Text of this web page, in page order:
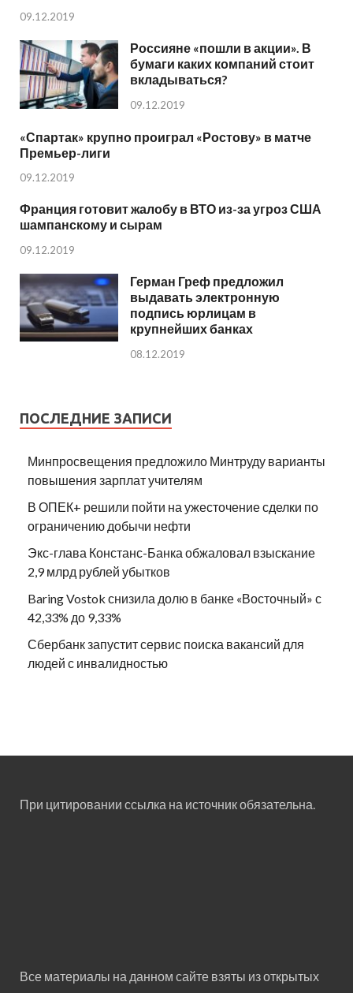
09.12.2019
Россияне «пошли в акции». В
бумаги каких компаний стоит
вкладываться?
09.12.2019
«Спартак» крупно проиграл «Ростову» в матче
Премьер-лиги
09.12.2019
Франция готовит жалобу в ВТО из-за угроз США
шампанскому и сырам
09.12.2019
Герман Греф предложил
выдавать электронную
подпись юрлицам в
крупнейших банках
08.12.2019
ПОСЛЕДНИЕ ЗАПИСИ
Минпросвещения предложило Минтруду варианты
повышения зарплат учителям
В ОПЕК+ решили пойти на ужесточение сделки по
ограничению добычи нефти
Экс-глава Констанс-Банка обжаловал взыскание
2,9 млрд рублей убытков
Baring Vostok снизила долю в банке «Восточный» с
42,33% до 9,33%
Сбербанк запустит сервис поиска вакансий для
людей с инвалидностью
При цитировании ссылка на источник обязательна.
Все материалы на данном сайте взяты из открытых